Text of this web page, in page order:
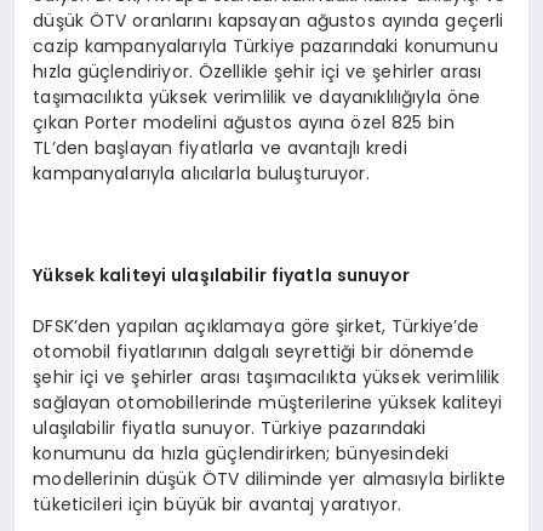
düşük ÖTV oranlarını kapsayan ağustos ayında geçerli
cazip kampanyalarıyla Türkiye pazarındaki konumunu
hızla güçlendiriyor. Özellikle şehir içi ve şehirler arası
taşımacılıkta yüksek verimlilik ve dayanıklılığıyla öne
çıkan Porter modelini ağustos ayına özel 825 bin
TL’den başlayan fiyatlarla ve avantajlı kredi
kampanyalarıyla alıcılarla buluşturuyor.
Yüksek kaliteyi ulaşılabilir fiyatla sunuyor
DFSK’den yapılan açıklamaya göre şirket, Türkiye’de
otomobil fiyatlarının dalgalı seyrettiği bir dönemde
şehir içi ve şehirler arası taşımacılıkta yüksek verimlilik
sağlayan otomobillerinde müşterilerine yüksek kaliteyi
ulaşılabilir fiyatla sunuyor. Türkiye pazarındaki
konumunu da hızla güçlendirirken; bünyesindeki
modellerinin düşük ÖTV diliminde yer almasıyla birlikte
tüketicileri için büyük bir avantaj yaratıyor.